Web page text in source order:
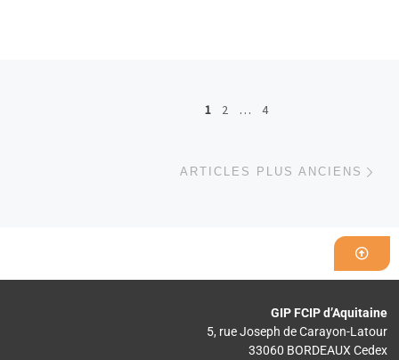
1 2 … 4
ARTICLES PLUS ANCIENS
GIP FCIP d’Aquitaine
5, rue Joseph de Carayon-Latour
33060 BORDEAUX Cedex